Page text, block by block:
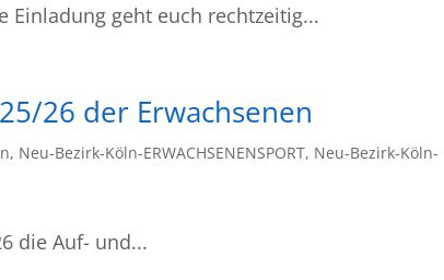
Einladung geht euch rechtzeitig...
26 der Erwachsenen
, Neu-Bezirk-Köln-ERWACHSENENSPORT, Neu-Bezirk-Köln-
die Auf- und...